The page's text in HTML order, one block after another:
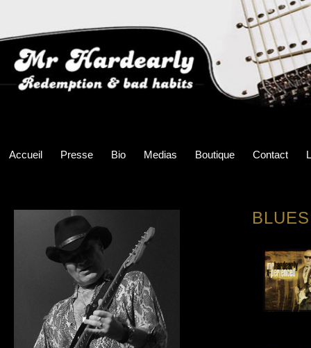
Accueil Presse Bio Medias Boutique Contact